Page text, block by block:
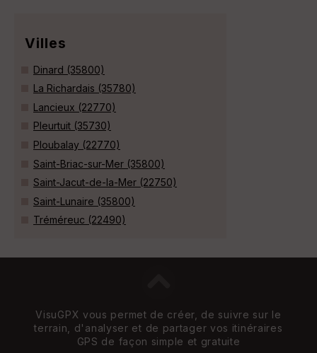
Villes
Dinard (35800)
La Richardais (35780)
Lancieux (22770)
Pleurtuit (35730)
Ploubalay (22770)
Saint-Briac-sur-Mer (35800)
Saint-Jacut-de-la-Mer (22750)
Saint-Lunaire (35800)
Tréméreuc (22490)
VisuGPX vous permet de créer, de suivre sur le
terrain, d'analyser et de partager vos itinéraires
GPS de façon simple et gratuite